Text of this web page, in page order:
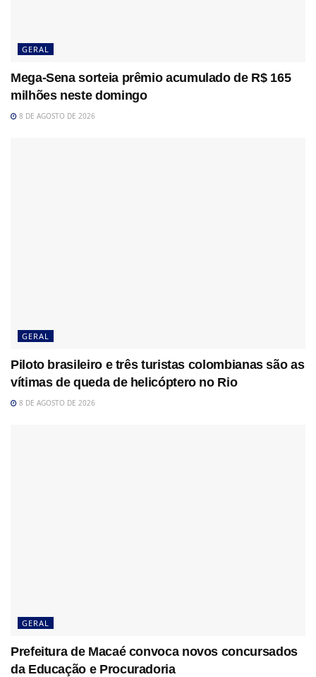
GERAL
Mega-Sena sorteia prêmio acumulado de R$ 165
milhões neste domingo
8 DE AGOSTO DE 2026
GERAL
Piloto brasileiro e três turistas colombianas são as
vítimas de queda de helicóptero no Rio
8 DE AGOSTO DE 2026
GERAL
Prefeitura de Macaé convoca novos concursados
da Educação e Procuradoria